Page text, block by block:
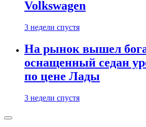
Volkswagen
3 недели спустя
На рынок вышел
оснащенный седан
по цене Лады
3 недели спустя